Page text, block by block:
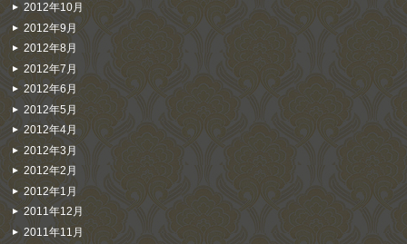
2012年10月
2012年9月
2012年8月
2012年7月
2012年6月
2012年5月
2012年4月
2012年3月
2012年2月
2012年1月
2011年12月
2011年11月